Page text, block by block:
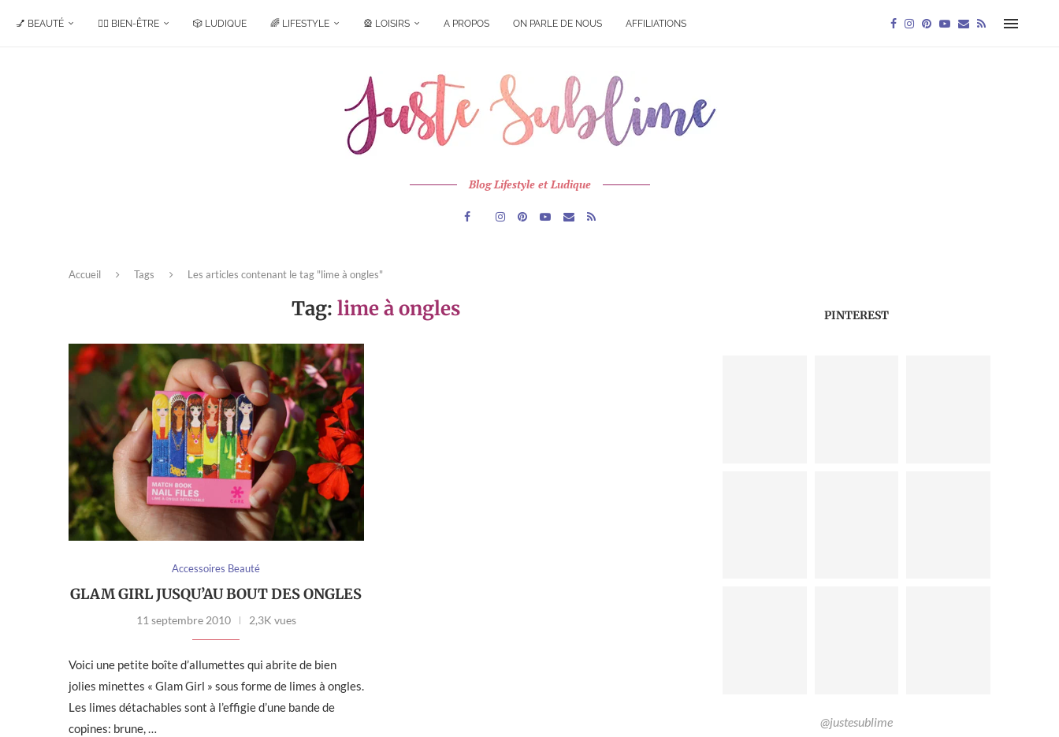
💅 BEAUTÉ 🧘‍♀️ BIEN-ÊTRE 🎲 LUDIQUE 🌈 LIFESTYLE 🎡 LOISIRS A PROPOS ON PARLE DE NOUS AFFILIATIONS
Blog Lifestyle et Ludique
Accueil Tags Les articles contenant le tag "lime à ongles"
Tag: lime à ongles
Accessoires Beauté
GLAM GIRL JUSQU’AU BOUT DES ONGLES
11 septembre 2010 2,3K vues
Voici une petite boîte d’allumettes qui abrite de bien
jolies minettes « Glam Girl » sous forme de limes à ongles.
Les limes détachables sont à l’effigie d’une bande de
copines: brune, …
PINTEREST
@justesublime